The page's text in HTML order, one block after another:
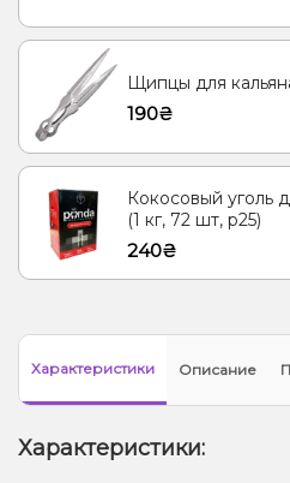
Щипцы для
190₴
Кокосовый уголь
(1 кг, 72 шт, р25)
240₴
Характеристики Описание
Характеристики: